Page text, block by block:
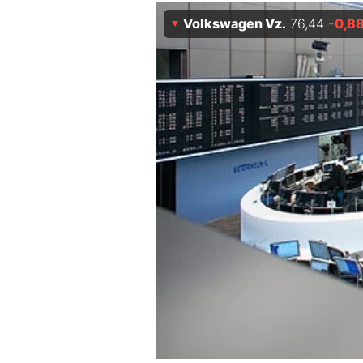
Experten
Mein B:O
Mein Konto
Volkswagen Vz. 76,44 -